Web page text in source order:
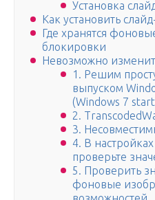
Установка
Как установить
Где хранятся
блокировки
Невозможно
1. Решим
выпуском
(Windows 7
2.
3.
4. В
проверьте
5. Проверить
фоновые